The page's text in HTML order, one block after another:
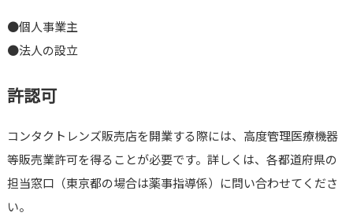
●個人事業主
●法人の設立
許認可
コンタクトレンズ販売店を開業する際には、高度管理医療機器
等販売業許可を得ることが必要です。詳しくは、各都道府県の
担当窓口（東京都の場合は薬事指導係）に問い合わせてくださ
い。